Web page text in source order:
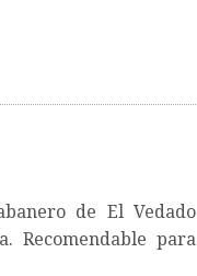
de El Vedado
Recomendable para